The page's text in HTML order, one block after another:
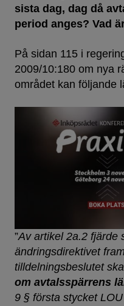
sista dag, dag då
period anges? Vad
På sidan 115 i
2009/10:180 om nya
området kan följande
”Av artikel 2a.2 fjärde
änd­rings­direktivet
tilldel­ning­sbeslutet
om avtalsspärrens
9 § första stycket